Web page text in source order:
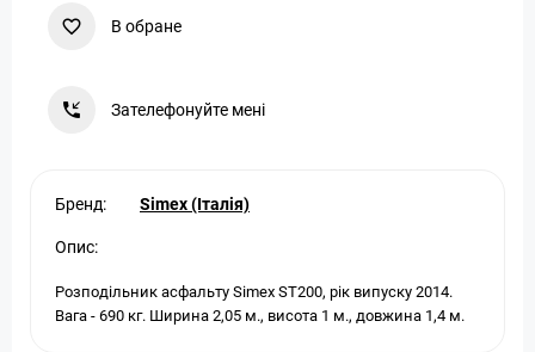
В обране
Зателефонуйте мені
Бренд: Simex (Італія)
Опис:
Розподільник асфальту Simex ST200, рік випуску 2014.
Вага - 690 кг. Ширина 2,05 м., висота 1 м., довжина 1,4 м.